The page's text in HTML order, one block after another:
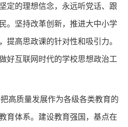
定的理想信念，永远听党话、跟
。坚持改革创新，推进大中小学
提高思政课的针对性和吸引力。
好互联网时代的学校思想政治工
高质量发展作为各级各类教育的
育体系。建设教育强国，基点在